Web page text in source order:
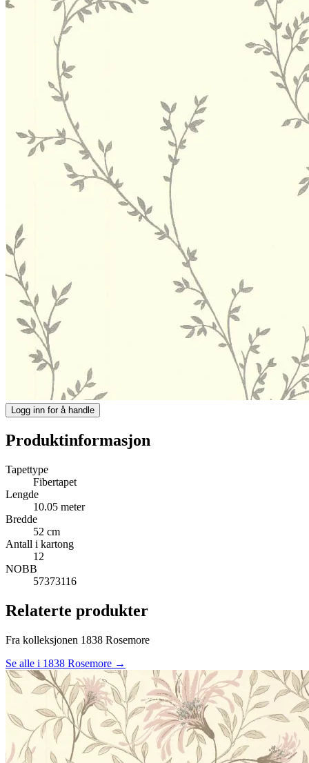
Logg inn for å handle
Produktinformasjon
Tapettype
Fibertapet
Lengde
10.05 meter
Bredde
52 cm
Antall i kartong
12
NOBB
57373116
Relaterte produkter
Fra kolleksjonen 1838 Rosemore
Se alle i 1838 Rosemore →